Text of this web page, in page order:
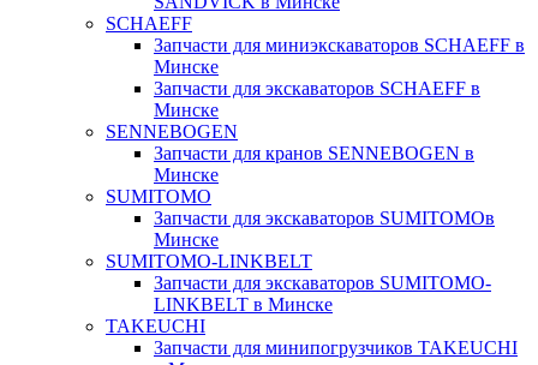
SCHAEFF
Запчасти для миниэкскаваторов SCHAEFF в
Минске
Запчасти для экскаваторов SCHAEFF в
Минске
SENNEBOGEN
Запчасти для кранов SENNEBOGEN в
Минске
SUMITOMO
Запчасти для экскаваторов SUMITOMOв
Минске
SUMITOMO-LINKBELT
Запчасти для экскаваторов SUMITOMO-
LINKBELT в Минске
TAKEUCHI
Запчасти для минипогрузчиков TAKEUCHI